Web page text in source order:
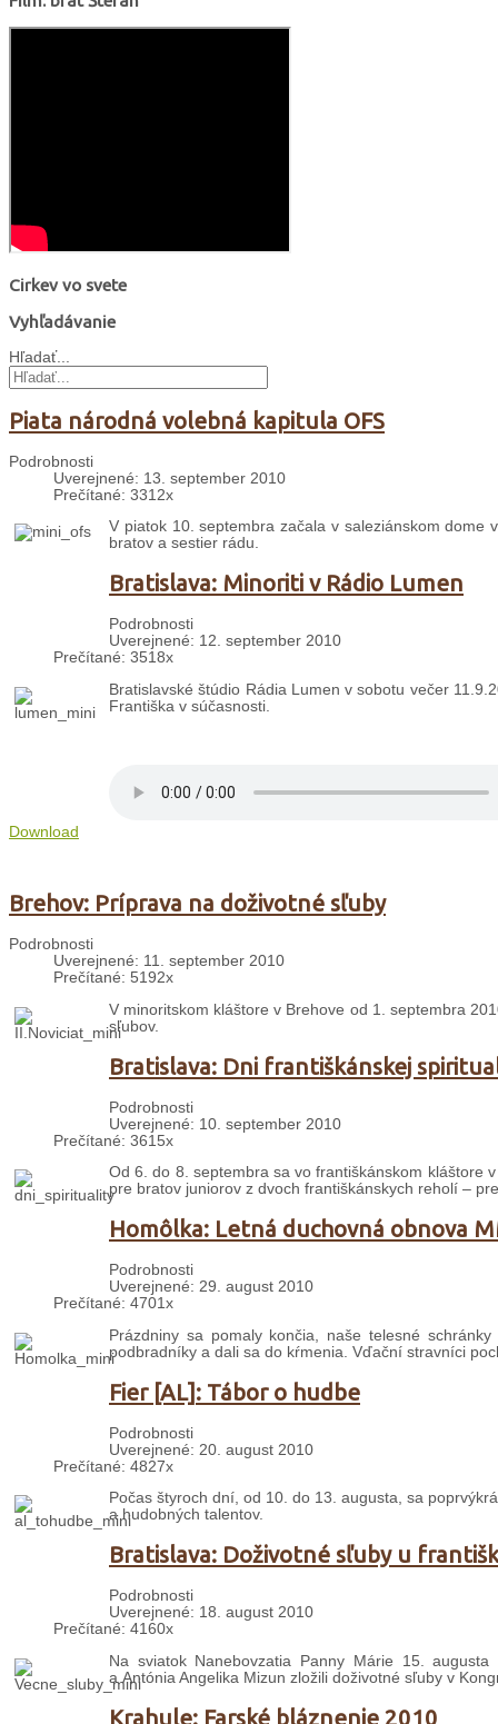
Cirkev vo svete
Vyhľadávanie
Hľadať...
Piata národná volebná kapitula OFS
Podrobnosti
Uverejnené: 13. september 2010
Prečítané: 3312x
V piatok 10. septembra začala v saleziánskom dome
bratov a sestier rádu.
Bratislava: Minoriti v Rádio Lumen
Podrobnosti
Uverejnené: 12. september 2010
Prečítané: 3518x
Bratislavské štúdio Rádia Lumen v sobotu večer
Františka v súčasnosti.
Download
Brehov: Príprava na doživotné sľuby
Podrobnosti
Uverejnené: 11. september 2010
Prečítané: 5192x
V minoritskom kláštore v Brehove od 1. septembra
sľubov.
Bratislava: Dni františkánskej
Podrobnosti
Uverejnené: 10. september 2010
Prečítané: 3615x
Od 6. do 8. septembra sa vo františkánskom kláštore
pre bratov juniorov z dvoch františkánskych reholí –
Homôlka: Letná duchovná obnova
Podrobnosti
Uverejnené: 29. august 2010
Prečítané: 4701x
Prázdniny sa pomaly končia, naše telesné
podbradníky a dali sa do kŕmenia. Vďační stravníci
Fier [AL]: Tábor o hudbe
Podrobnosti
Uverejnené: 20. august 2010
Prečítané: 4827x
Počas štyroch dní, od 10. do 13. augusta, sa
a hudobných talentov.
Bratislava: Doživotné sľuby u
Podrobnosti
Uverejnené: 18. august 2010
Prečítané: 4160x
Na sviatok Nanebovzatia Panny Márie 15.
a Antónia Angelika Mizun zložili doživotné sľuby v
Krahule: Farské bláznenie 2010